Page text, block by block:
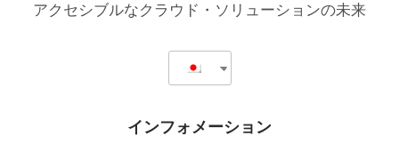
アクセシブルなクラウド・ソリューションの未来
インフォメーション